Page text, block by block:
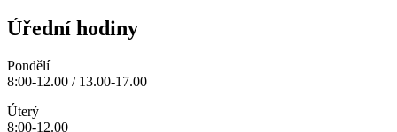
Úřední hodiny
Pondělí
8:00-12.00 / 13.00-17.00
Úterý
8:00-12.00